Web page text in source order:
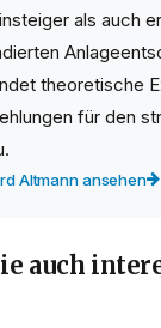
als auch
theoretische
für den
Altmann ansehen
auch